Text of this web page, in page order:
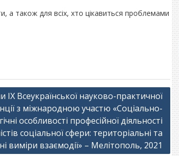
а також для всіх, хто цікавиться проблемами
ІX Всеукраїнської науково-практичної
з міжнародною участю «Соціально-
особливості професійної діяльності
соціальної сфери: територіальні та
виміри взаємодії» – Мелітополь, 2021